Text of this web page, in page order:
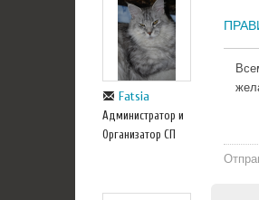
Fatsia
Администратор и
Организатор СП